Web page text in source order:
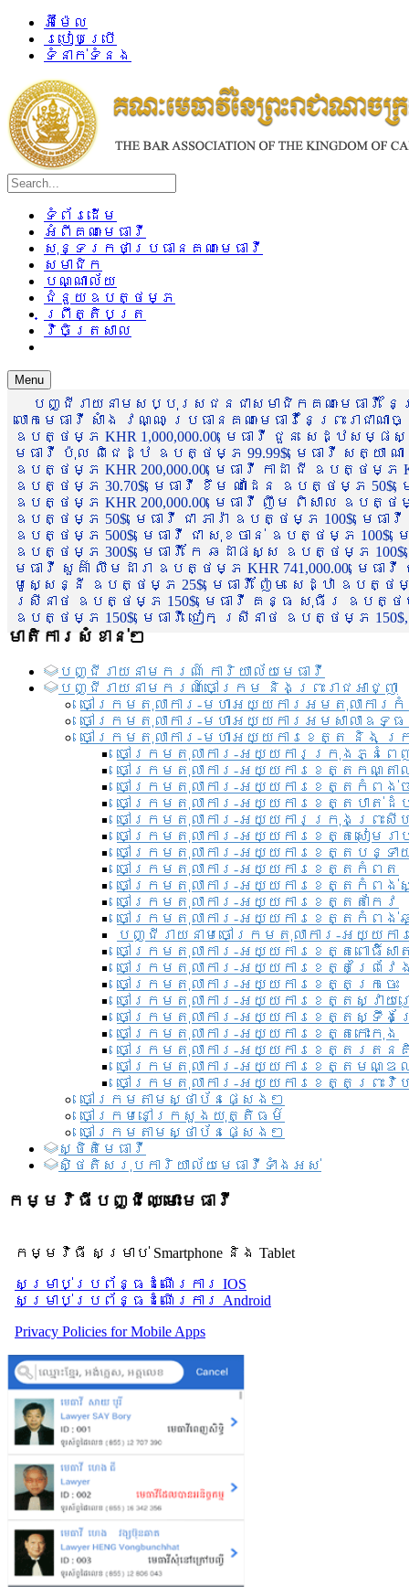
អ៊ីម៉ែល
របៀបប្រើ
ទំនាក់ទំនង
ទំព័រដើម
អំពីគណៈមេធាវី
សុន្ទរកថាប្រធានគណៈមេធាវី
សមាជិក
បណ្ណាល័យ
ជំនួយឧបត្ថម្ភ
ព្រឹត្តិបត្រ
វិចិត្រសាល
Menu
បញ្ជីរាយនាមសប្បុរសជនជាសមាជិកគណៈមេធាវី
លោកមេធាវី សាំង វណ្ណៈ ប្រធានគណៈមេធាវីនៃព្រះរា
ឧបត្ថម្ភ KHR 1,000,000.00, មេធាវី ជួន សេដ្ឋស
មេធាវី ប៉ុល ពិជេដ្ឋ ឧបត្ថម្ភ 99.99$, មេធាវី សត្យា ណ
ឧបត្ថម្ភ KHR 200,000.00, មេធាវី កាដា ជី ឧបត្ថម្ភ
ឧបត្ថម្ភ 30.70$, មេធាវី ខឹម ណាដែន ឧបត្ថម្ភ 50$,
ឧបត្ថម្ភ KHR 200,000.00, មេធាវី ញឹម ពិសាល ឧបត្ថ
ឧបត្ថម្ភ 50$, មេធាវី ជា ភារ៉ា ឧបត្ថម្ភ 100$, មេ
ឧបត្ថម្ភ 500$, មេធាវី ជា សុខចាន់ ឧបត្ថម្ភ
ឧបត្ថម្ភ 300$, មេធាវី កែ ឆដាផស្ស ឧបត្ថម្ភ
មេធាវី សួគ៌ា លឹមដារា ឧបត្ថម្ភ KHR 741,000.00, មេ
មូសេ្សន្នី ឧបត្ថម្ភ 25$, មេធាវី ញ៉ែម សេដ្ឋា ឧបត្ថ
ស្រីនាថ ឧបត្ថម្ភ 150$, មេធាវី គន្ធ សុធីរ ឧបត្ថម្ភ
ឧបត្ថម្ភ 150$, មេធាវី ជៀក ស្រីនាថ ឧបត្ថម្ភ 150$,
មាតិការសំខាន់ៗ
បញ្ជី​រាយ​នាមករណ៍ ការិយាល័យ​មេធាវី​
បញ្ជី​រាយ​នាមករណ៍​ចៅក្រម និងព្រះរាជអាជ្ញា
ចៅក្រមតុលាការ-មហាអយ្យការអមតុលាការ
ចៅក្រមតុលាការ-មហាអយ្យការអមសាលាឧទ្
ចៅក្រមតុលាការ-មហាអយ្យការខេត្ត និង ក្
ចៅក្រមតុលាការ-អយ្យការក្រុងភ្នំពេ
ចៅក្រមតុលាការ-អយ្យការខេត្តកណ្តា
ចៅក្រមតុលាការ-អយ្យការខេត្តកំពង់ច
ចៅក្រមតុលាការ-អយ្យការខេត្តបាត់ដំ
ចៅក្រមតុលាការ-អយ្យការ​ក្រុងព្រះសី
ចៅក្រមតុលាការ-អយ្យការខេត្តសៀមរា
ចៅក្រមតុលាការ-អយ្យការខេត្តបន្ទា
ចៅក្រមតុលាការ-អយ្យការខេត្តកំពត
ចៅក្រមតុលាការ-អយ្យការខេត្តកំពង់
ចៅក្រមតុលាការ-អយ្យការខេត្តតាកែវ
ចៅក្រមតុលាការ-អយ្យការខេត្តកំពង់
បញ្ជីរាយនាមចៅក្រមតុលាការ-អយ្យក
ចៅក្រមតុលាការ-អយ្យការខេត្តពោធិ៍សា
ចៅក្រមតុលាការ-អយ្យការខេត្តព្រៃវែ
ចៅក្រមតុលាការ-អយ្យការខេត្តក្រចេះ
ចៅក្រមតុលាការ-អយ្យការខេត្តស្វាយ
ចៅក្រមតុលាការ-អយ្យការខេត្តស្ទឹង
ចៅក្រមតុលាការ-អយ្យការខេត្តកោះកុង
ចៅក្រមតុលាការ-អយ្យការខេត្តរតន
ចៅក្រមតុលាការ-អយ្យការខេត្តមណ្
ចៅក្រមតុលាការ-អយ្យការខេត្តព្រះវិហ
ចៅក្រមតាមស្ថាប័នផ្សេងៗ
ចៅក្រមនៅក្រសួងយុត្តិធម៌
ចៅក្រមតាមស្ថាប័នផ្សេងៗ
ស្ថិតិមេធាវី
សិ្ថតិសរុបការិយាល័យមេធាវីទាំងអស់​
កម្មវិធីបញ្ជីឈ្មោះមេធាវី
កម្មវិធី សម្រាប់ Smartphone និង Tablet
សម្រាប់​ប្រព័ន្ធដំណើរការ IOS
សម្រាប់​ប្រព័ន្ធដំណើរការ Android
Privacy Policies for Mobile Apps